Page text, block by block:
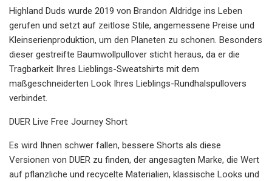
Highland Duds wurde 2019 von Brandon Aldridge ins Leben
gerufen und setzt auf zeitlose Stile, angemessene Preise und
Kleinserienproduktion, um den Planeten zu schonen. Besonders
dieser gestreifte Baumwollpullover sticht heraus, da er die
Tragbarkeit Ihres Lieblings-Sweatshirts mit dem
maßgeschneiderten Look Ihres Lieblings-Rundhalspullovers
verbindet.
DUER Live Free Journey Short
Es wird Ihnen schwer fallen, bessere Shorts als diese
Versionen von DUER zu finden, der angesagten Marke, die Wert
auf pflanzliche und recycelte Materialien, klassische Looks und